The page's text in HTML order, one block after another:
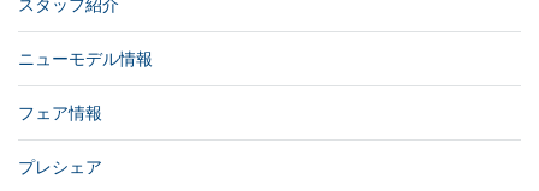
ニューモデル情報
フェア情報
プレシェア